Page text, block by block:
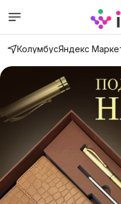
КолумбусЯндекс